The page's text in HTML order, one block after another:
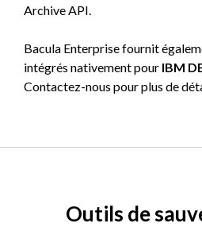
Archive API.
Bacula Enterprise fournit
intégrés nativement pour IBM
Contactez-nous pour plus de
Outils de